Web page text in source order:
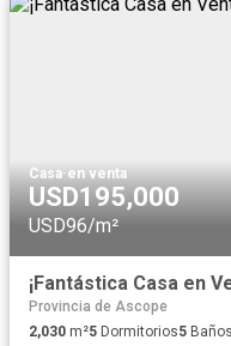
Casa·en venta
USD195,000
USD96/m²
¡Fantástica Casa en
Provincia de Ascope
2,030 m²5 Dormitorios5 Baños